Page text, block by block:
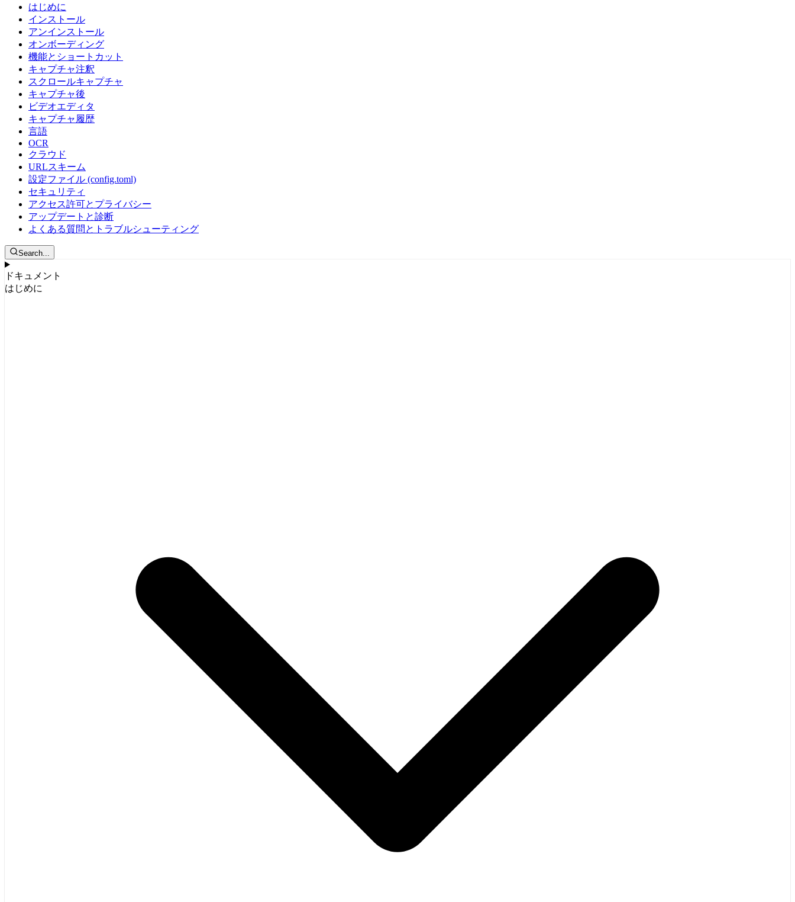
はじめに
インストール
アンインストール
オンボーディング
機能とショートカット
キャプチャ注釈
スクロールキャプチャ
キャプチャ後
ビデオエディタ
キャプチャ履歴
言語
OCR
クラウド
URLスキーム
設定ファイル (config.toml)
セキュリティ
アクセス許可とプライバシー
アップデートと診断
よくある質問とトラブルシューティング
Search...
ドキュメント
はじめに